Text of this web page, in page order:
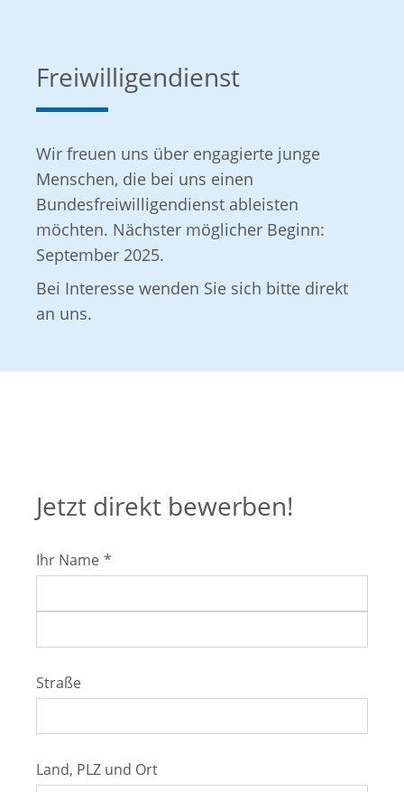
Freiwilligendienst
Wir freuen uns über engagierte junge
Menschen, die bei uns einen
Bundesfreiwilligendienst ableisten
möchten. Nächster möglicher Beginn:
September 2025.
Bei Interesse wenden Sie sich bitte direkt
an uns.
Jetzt direkt bewerben!
Ihr Name *
Straße
Land, PLZ und Ort